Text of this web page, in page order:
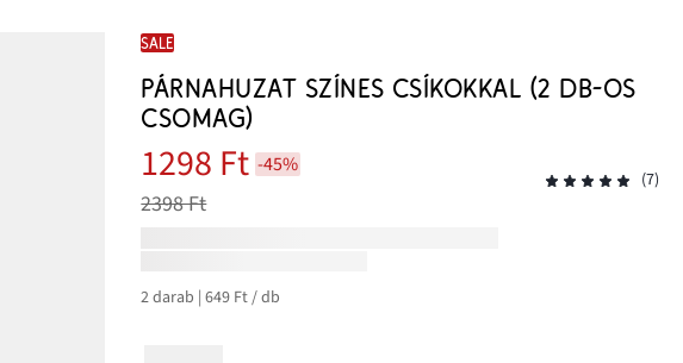
SALE
PÁRNAHUZAT SZÍNES CSÍKOKKAL (2 DB-OS
CSOMAG)
1298 Ft -45%
2398 Ft
(7)
2 darab | 649 Ft / db